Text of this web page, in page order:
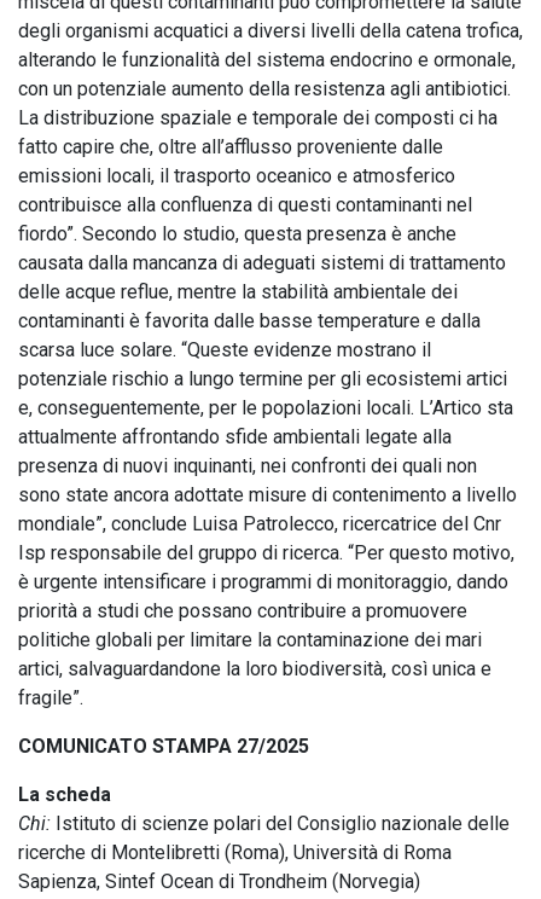
degli organismi acquatici a diversi livelli della catena trofica,
alterando le funzionalità del sistema endocrino e ormonale,
con un potenziale aumento della resistenza agli antibiotici.
La distribuzione spaziale e temporale dei composti ci ha
fatto capire che, oltre all’afflusso proveniente dalle
emissioni locali, il trasporto oceanico e atmosferico
contribuisce alla confluenza di questi contaminanti nel
fiordo”. Secondo lo studio, questa presenza è anche
causata dalla mancanza di adeguati sistemi di trattamento
delle acque reflue, mentre la stabilità ambientale dei
contaminanti è favorita dalle basse temperature e dalla
scarsa luce solare. “Queste evidenze mostrano il
potenziale rischio a lungo termine per gli ecosistemi artici
e, conseguentemente, per le popolazioni locali. L’Artico sta
attualmente affrontando sfide ambientali legate alla
presenza di nuovi inquinanti, nei confronti dei quali non
sono state ancora adottate misure di contenimento a livello
mondiale”, conclude Luisa Patrolecco, ricercatrice del Cnr
Isp responsabile del gruppo di ricerca. “Per questo motivo,
è urgente intensificare i programmi di monitoraggio, dando
priorità a studi che possano contribuire a promuovere
politiche globali per limitare la contaminazione dei mari
artici, salvaguardandone la loro biodiversità, così unica e
fragile”.
COMUNICATO STAMPA 27/2025
La scheda
Chi: Istituto di scienze polari del Consiglio nazionale delle
ricerche di Montelibretti (Roma), Università di Roma
Sapienza, Sintef Ocean di Trondheim (Norvegia)